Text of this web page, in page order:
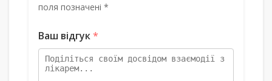
поля позначені *
Ваш відгук*